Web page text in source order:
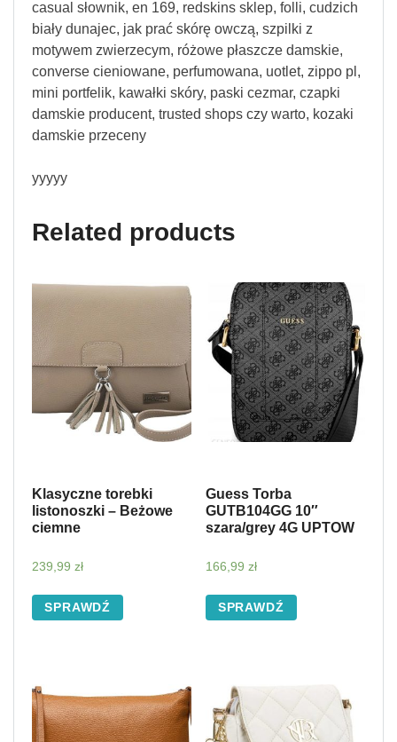
casual słownik, en 169, redskins sklep, folli, cudzich
biały dunajec, jak prać skórę owczą, szpilki z
motywem zwierzecym, różowe płaszcze damskie,
converse cieniowane, perfumowana, uotlet, zippo pl,
mini portfelik, kawałki skóry, paski cezmar, czapki
damskie producent, trusted shops czy warto, kozaki
damskie przeceny
yyyyy
Related products
Klasyczne torebki
listonoszki – Beżowe
ciemne
239,99 zł
SPRAWDŹ
Guess Torba
GUTB104GG 10″
szara/grey 4G UPTOW
166,99 zł
SPRAWDŹ